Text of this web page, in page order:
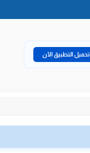
تحميل التطبيق الآن